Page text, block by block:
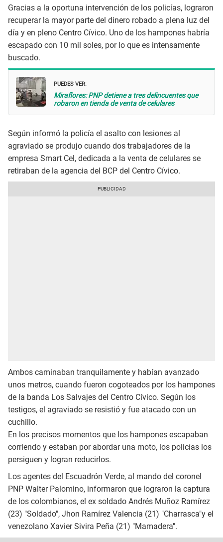
Gracias a la oportuna intervención de los policías, lograron
recuperar la mayor parte del dinero robado a plena luz del
día y en pleno Centro Cívico. Uno de los hampones habría
escapado con 10 mil soles, por lo que es intensamente
buscado.
PUEDES VER:
Miraflores: PNP detiene a tres delincuentes que
robaron en tienda de venta de celulares
Según informó la policía el asalto con lesiones al
agraviado se produjo cuando dos trabajadores de la
empresa Smart Cel, dedicada a la venta de celulares se
retiraban de la agencia del BCP del Centro Cívico.
Ambos caminaban tranquilamente y habían avanzado
unos metros, cuando fueron cogoteados por los hampones
de la banda Los Salvajes del Centro Cívico. Según los
testigos, el agraviado se resistió y fue atacado con un
cuchillo.
En los precisos momentos que los hampones escapaban
corriendo y estaban por abordar una moto, los policías los
persiguen y logran reducirlos.
Los agentes del Escuadrón Verde, al mando del coronel
PNP Walter Palomino, informaron que lograron la captura
de los colombianos, el ex soldado Andrés Muñoz Ramírez
(23) "Soldado", Jhon Ramírez Valencia (21) "Charrasca"y el
venezolano Xavier Sivira Peña (21) "Mamadera".